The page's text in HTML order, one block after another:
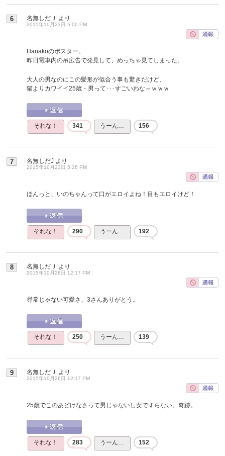
6 名無しだＪ より
2015年10月23日 5:00 PM
Hanakoのポスター。
昨日電車内の吊広告で発見して、めっちゃ見てしまった。
大人の男なのにこの髪形が似合う事も驚きだけど、
猫よりカワイイ25歳・男って･･･すごいわな～ｗｗｗ
それな！ 341 うーん… 156
7 名無しだJ より
2015年10月23日 5:36 PM
ほんっと、いのちゃんって口がエロイよね！目もエロイけど！
それな！ 290 うーん… 192
8 名無しだＪ より
2015年10月26日 12:17 PM
尋常じゃない可愛さ、3さんありがとう。
それな！ 250 うーん… 139
9 名無しだＪ より
2015年10月26日 12:17 PM
25歳でこのあどけなさって男じゃないし女ですらない。奇跡。
それな！ 283 うーん… 152